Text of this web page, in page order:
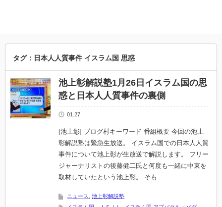
タグ：日本人人質事件 イスラム国 思惑
池上彰解説塾1月26日イスラム国の思
惑と日本人人質事件の裏側
01.27
[池上彰] ブログ村キーワード 番組概要 今回の池上
彰解説塾は緊急生放送。 イスラム国での日本人人質
事件について池上彰が生放送で解説します。 フリー
ジャーナリストの後藤健二氏と何度も一緒に中東を
取材していたという池上彰。 そも…
ニュース ,池上彰解説塾